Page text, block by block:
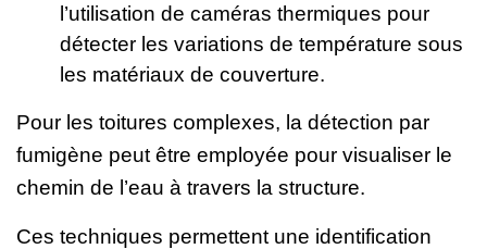
l’utilisation de caméras thermiques pour
détecter les variations de température sous
les matériaux de couverture.
Pour les toitures complexes, la détection par
fumigène peut être employée pour visualiser le
chemin de l’eau à travers la structure.
Ces techniques permettent une identification